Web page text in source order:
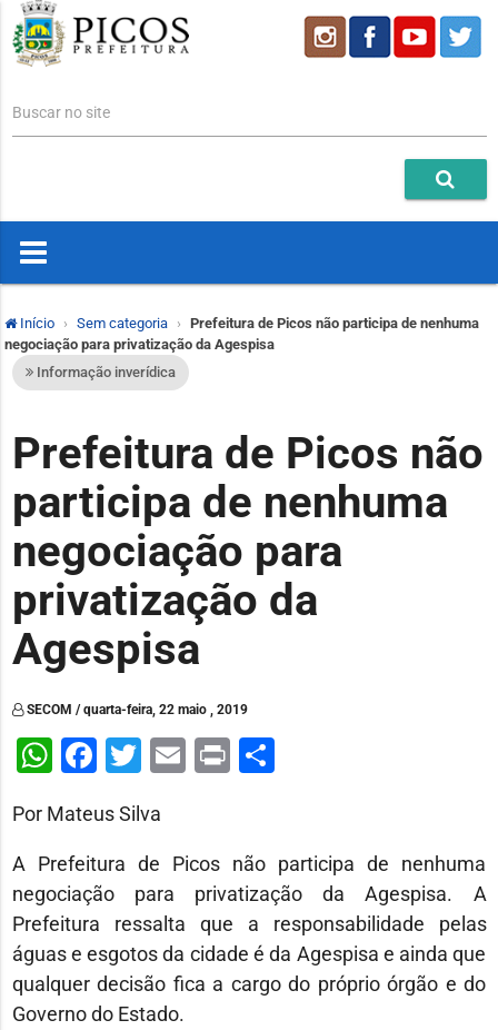
Buscar no site
Início Sem categoria
Prefeitura de Picos não participa de nenhuma
negociação para privatização da Agespisa
Informação inverídica
Prefeitura de Picos não
participa de nenhuma
negociação para
privatização da
Agespisa
SECOM / quarta-feira, 22 maio , 2019
WhatsApp
Facebook
Twitter
Email
PrintShare
Por Mateus Silva
A Prefeitura de Picos não participa de nenhuma
negociação para privatização da Agespisa. A
Prefeitura ressalta que a responsabilidade pelas
águas e esgotos da cidade é da Agespisa e ainda que
qualquer decisão fica a cargo do próprio órgão e do
Governo do Estado.